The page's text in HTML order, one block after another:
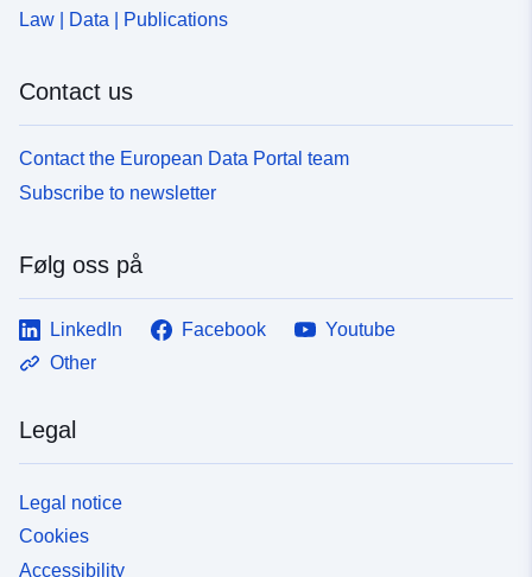
Law | Data | Publications
Contact us
Contact the European Data Portal team
Subscribe to newsletter
Følg oss på
LinkedIn Facebook
Youtube
Other
Legal
Legal notice
Cookies
Accessibility